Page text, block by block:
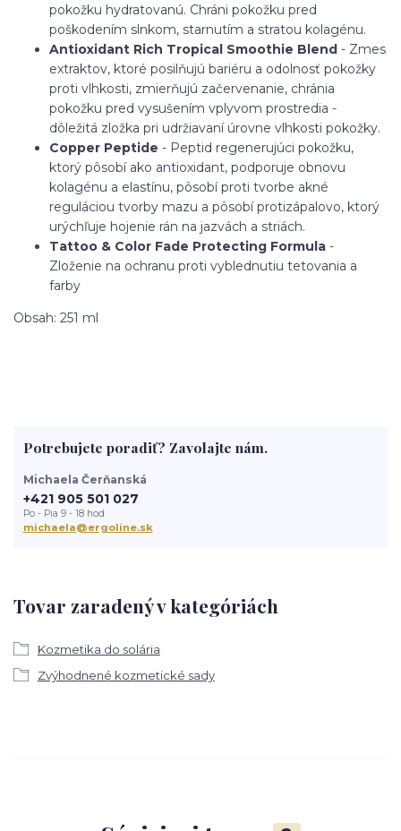
pokožku hydratovanú. Chráni pokožku pred
poškodením slnkom, starnutím a stratou kolagénu.
Antioxidant Rich Tropical Smoothie Blend - Zmes
extraktov, ktoré posilňujú bariéru a odolnosť pokožky
proti vlhkosti, zmierňujú začervenanie, chránia
pokožku pred vysušením vplyvom prostredia -
dôležitá zložka pri udržiavaní úrovne vlhkosti pokožky.
Copper Peptide - Peptid regenerujúci pokožku,
ktorý pôsobí ako antioxidant, podporuje obnovu
kolagénu a elastínu, pôsobí proti tvorbe akné
reguláciou tvorby mazu a pôsobí protizápalovo, ktorý
urýchľuje hojenie rán na jazvách a striách.
Tattoo & Color Fade Protecting Formula -
Zloženie na ochranu proti vyblednutiu tetovania a
farby
Obsah: 251 ml
Tovar zaradený v kategóriách
Kozmetika do solária
Zvýhodnené kozmetické sady
Potrebujete poradiť? Zavolajte nám.
Michaela Čerňanská
+421 905 501 027
Po - Pia 9 - 18 hod
michaela@ergoline.sk